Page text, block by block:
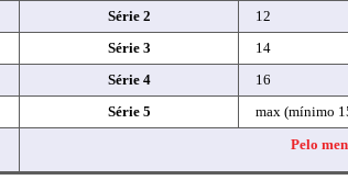
Série 2 12
Série 3 14
Série 4 16
Série 5 max (mínimo
Pelo